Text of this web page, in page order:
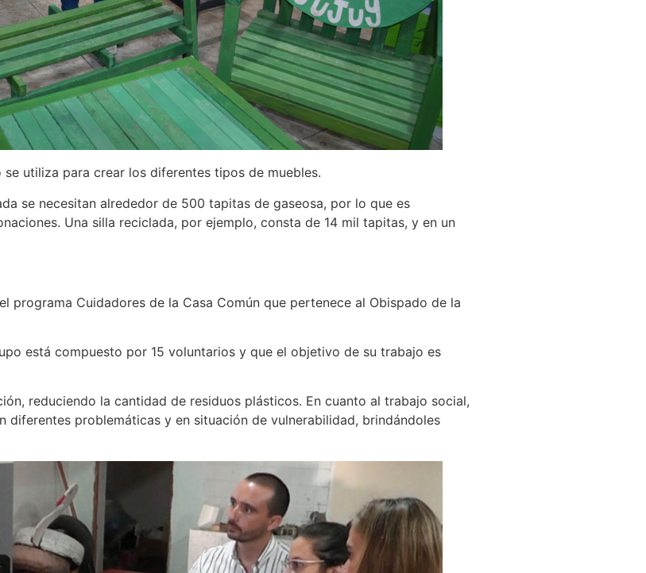
utiliza para crear los diferentes tipos de muebles.
se necesitan alrededor de 500 tapitas de gaseosa, por lo que es
Una silla reciclada, por ejemplo, consta de 14 mil tapitas, y en un
programa Cuidadores de la Casa Común que pertenece al Obispado de la
está compuesto por 15 voluntarios y que el objetivo de su trabajo es
reduciendo la cantidad de residuos plásticos. En cuanto al trabajo social,
diferentes problemáticas y en situación de vulnerabilidad, brindándoles